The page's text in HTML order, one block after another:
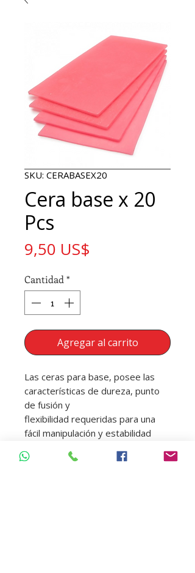
SKU: CERABASEX20
Cera base x 20
Pcs
9,50 US$
Cantidad *
Agregar al carrito
Las ceras para base, posee las
características de dureza, punto
de fusión y
flexibilidad requeridas para una
fácil manipulación y estabilidad
trabajos realizados en laboratorio.